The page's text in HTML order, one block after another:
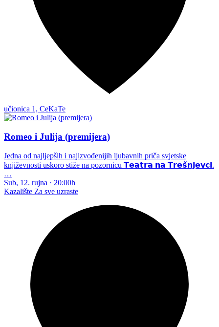
učionica 1, CeKaTe
Romeo i Julija (premijera)
Jedna od najljepših i najizvođenijih ljubavnih priča svjetske
književnosti uskoro stiže na pozornicu 𝗧𝗲𝗮𝘁𝗿𝗮 𝗻𝗮 𝗧𝗿𝗲𝘀̌𝗻𝗷𝗲𝘃𝗰𝗶.
…
Sub, 12. rujna · 20:00h
Kazalište Za sve uzraste